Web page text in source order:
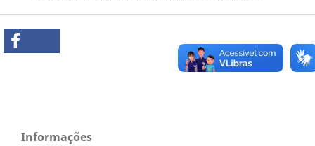
Informações